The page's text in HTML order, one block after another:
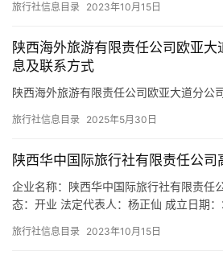
用代码：91610135MAB0YMQD45 注册
旅行社…
旅行社信息目录 2023年10月15日
陕西海外旅游有限责任公司欧亚大
息及联系方式
陕西海外旅游有限责任公司欧亚大道分公
旅行社信息目录 2025年5月30日
陕西华中国际旅行社有限责任公司
企业名称：陕西华中国际旅行社有限责任
态：开业 法定代表人：杨正仙 成立日期
91610117MAB0GKJY84 注册地址：陕
旅行社信息目录 2023年10月15日